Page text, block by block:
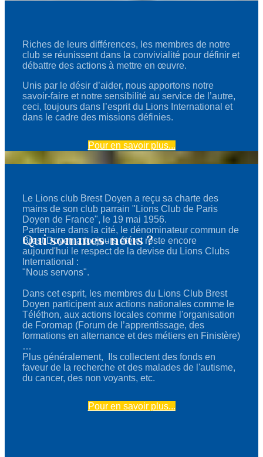
Riches de leurs différences, les membres de notre
club se réunissent dans la convivialité pour définir et
débattre des actions à mettre en œuvre.
Unis par le désir d’aider, nous apportons notre
savoir-faire et notre sensibilité au service de l’autre,
ceci, toujours dans l’esprit du Lions International et
dans le cadre des missions définies.
Pour en savoir plus...
Qui sommes-nous ?
Le Lions club Brest Doyen a reçu sa charte des
mains de son club parrain "Lions Club de Paris
Doyen de France", le 19 mai 1956.
Partenaire dans la cité, le dénominateur commun de
Brest Doyen a toujours été et reste encore
aujourd'hui le respect de la devise du Lions Clubs
International :
"Nous servons".
Dans cet esprit, les membres du Lions Club Brest
Doyen participent aux actions nationales comme le
Téléthon, aux actions locales comme l'organisation
de Foromap (Forum de l’apprentissage, des
formations en alternance et des métiers en Finistère)
…
Plus généralement, Ils collectent des fonds en
faveur de la recherche et des malades de l'autisme,
du cancer, des non voyants, etc.
Pour en savoir plus...